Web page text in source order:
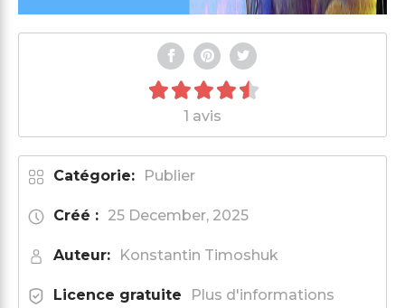
1 avis
Catégorie: Publier
Créé : 25 December, 2025
Auteur: Konstantin Timoshuk
Licence gratuite Plus d'informations